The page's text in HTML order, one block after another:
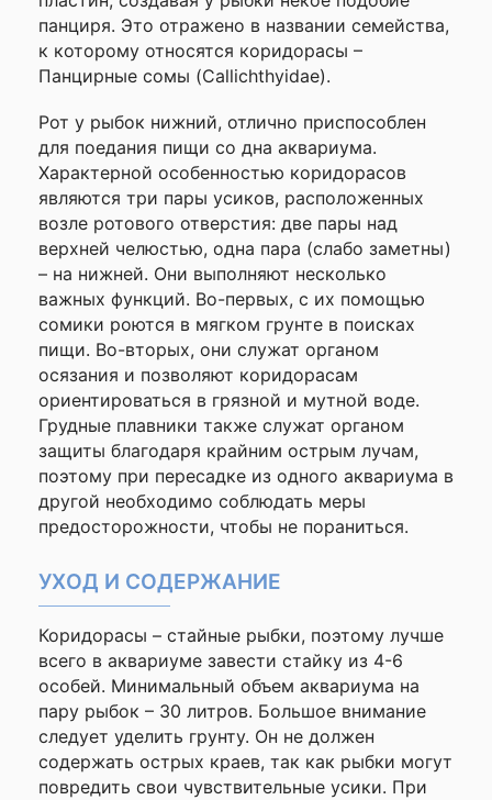
панциря. Это отражено в названии семейства,
к которому относятся коридорасы –
Панцирные сомы (Callichthyidae).
Рот у рыбок нижний, отлично приспособлен
для поедания пищи со дна аквариума.
Характерной особенностью коридорасов
являются три пары усиков, расположенных
возле ротового отверстия: две пары над
верхней челюстью, одна пара (слабо заметны)
– на нижней. Они выполняют несколько
важных функций. Во-первых, с их помощью
сомики роются в мягком грунте в поисках
пищи. Во-вторых, они служат органом
осязания и позволяют коридорасам
ориентироваться в грязной и мутной воде.
Грудные плавники также служат органом
защиты благодаря крайним острым лучам,
поэтому при пересадке из одного аквариума в
другой необходимо соблюдать меры
предосторожности, чтобы не пораниться.
УХОД И СОДЕРЖАНИЕ
Коридорасы – стайные рыбки, поэтому лучше
всего в аквариуме завести стайку из 4-6
особей. Минимальный объем аквариума на
пару рыбок – 30 литров. Большое внимание
следует уделить грунту. Он не должен
содержать острых краев, так как рыбки могут
повредить свои чувствительные усики. При